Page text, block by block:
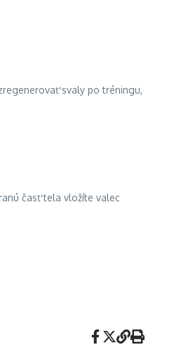
svaly po tréningu,
časť tela vložíte valec